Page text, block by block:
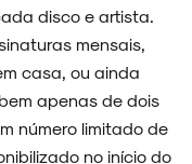
disco e artista.
mensais,
casa, ou ainda
apenas de dois
número limitado de
no início do